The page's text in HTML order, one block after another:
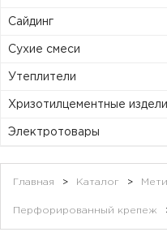
Сайдинг
Сухие смеси
Утеплители
Хризотилцементные
Электротовары
Главная > Каталог >
Перфорированный крепеж